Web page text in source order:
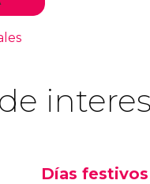
Días festivos